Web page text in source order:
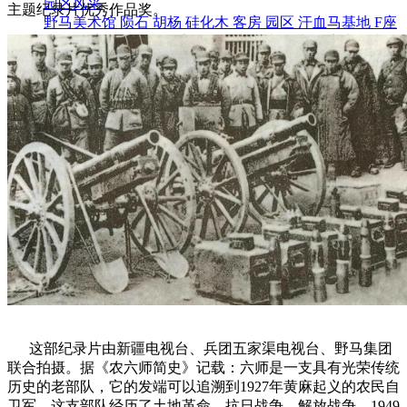
园区风采
野马美术馆 陨石 胡杨 硅化木 客房 园区 汗血马基地 F座
大厅 国家记忆A馆 国家记忆B馆 红山玉馆 酒店大厅
料
场餐厅 健身房 办公区域 小厨 酒窖
精彩视频 丝路驿站·野马激光秀 寻味腊八 欢聚暖冬
繁
主题纪录片优秀作品奖。
这部纪录片由新疆电视台、兵团五家渠电视台、野马集团
联合拍摄。据《农六师简史》记载：六师是一支具有光荣传统
历史的老部队，它的发端可以追溯到1927年黄麻起义的农民自